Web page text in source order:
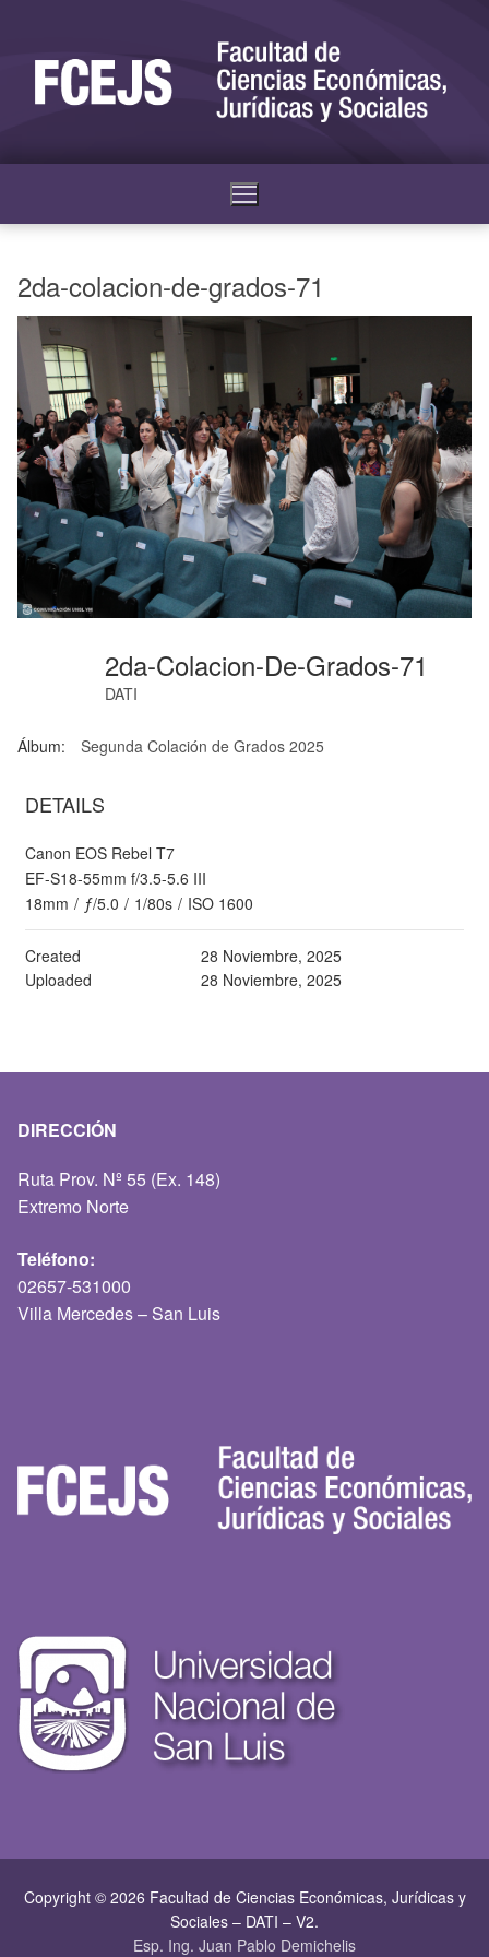
2da-colacion-de-grados-71
2da-Colacion-De-Grados-71
DATI
Álbum: Segunda Colación de Grados 2025
DETAILS
Canon EOS Rebel T7
EF-S18-55mm f/3.5-5.6 III
18mm / ƒ/5.0 / 1/80s / ISO 1600
Created
28 Noviembre, 2025
Uploaded
28 Noviembre, 2025
DIRECCIÓN
Ruta Prov. Nº 55 (Ex. 148)
Extremo Norte
Teléfono:
02657-531000
Villa Mercedes – San Luis
Copyright © 2026 Facultad de Ciencias Económicas, Jurí­dicas y
Sociales – DATI – V2.
Esp. Ing. Juan Pablo Demichelis